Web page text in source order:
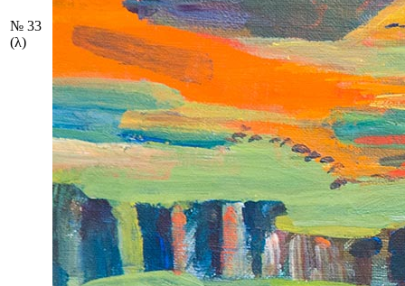
№ 33
(λ)